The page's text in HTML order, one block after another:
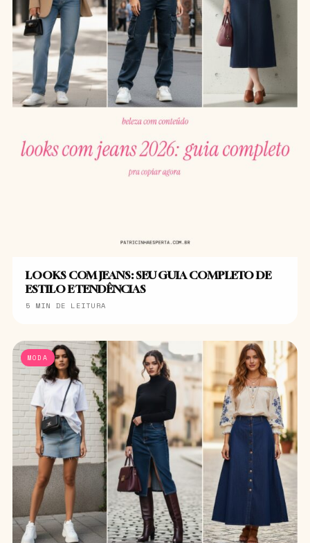
LOOKS COM JEANS: SEU GUIA COMPLETO DE
ESTILO E TENDÊNCIAS
5 MIN DE LEITURA
MODA